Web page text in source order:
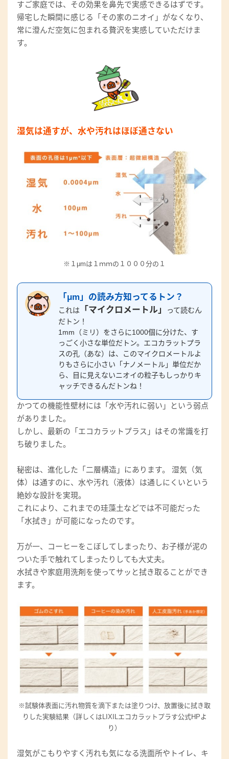
すご家庭では、その効果を鼻先で実感できるはずです。
帰宅した瞬間に感じる「その家のニオイ」がなくなり、
常に澄んだ空気に包まれる贅沢を実感していただけま
す。
湿気は通すが、水や汚れはほぼ通さない
※１μmは１ｍｍの１０００分の１
「μm」の読み方知ってるトン？
これは 「マイクロメートル」
って読むん
だトン！
1mm（ミリ）をさらに1000個に分けた、す
っごく小さな単位だトン。エコカラットプラ
スの孔（あな）は、このマイクロメートルよ
りもさらに小さい「ナノメートル」単位だか
ら、目に見えないニオイの粒子もしっかりキ
ャッチできるんだトンね！
かつての機能性壁材には「水や汚れに弱い」という弱点
がありました。
しかし、最新の「エコカラットプラス」はその常識を打
ち破りました。
秘密は、進化した「二層構造」にあります。 湿気（気
体）は通すのに、水や汚れ（液体）は通しにくいという
絶妙な設計を実現。
これにより、これまでの珪藻土などでは不可能だった
「水拭き」が可能になったのです。
万が一、コーヒーをこぼしてしまったり、お子様が泥の
ついた手で触れてしまったりしても大丈夫。
水拭きや家庭用洗剤を使ってサッと拭き取ることができ
ます。
※試験体表面に汚れ物質を滴下または塗りつけ、放置後に拭き取
りした実験結果（詳しくはLIXILエコカラットプラす公式HPよ
り）
湿気がこもりやすく汚れも気になる洗面所やトイレ、キ